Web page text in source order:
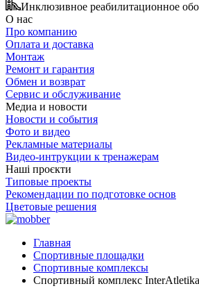
Инклюзивное реабилитационное
О нас
Про компанию
Оплата и доставка
Монтаж
Ремонт и гарантия
Обмен и возврат
Сервис и обслуживание
Медиа и новости
Новости и события
Фото и видео
Рекламные материалы
Видео-интрукции к тренажерам
Наші проєкти
Типовые проекты
Рекомендации по подготовке основ
Цветовые решения
Главная
Спортивные площадки
Спортивные комплексы
Спортивный комплекс InterAtletika